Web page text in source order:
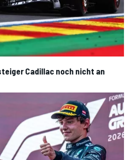
Cadillac noch nicht an